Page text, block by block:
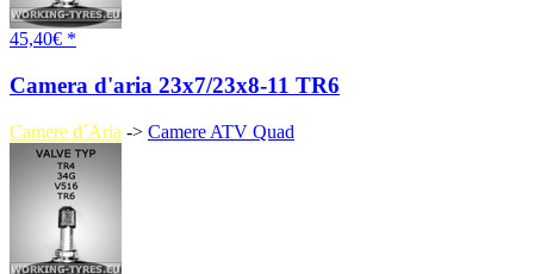
45,40€ *
Camera d'aria 23x7/23x8-11 TR6
Camere d´Aria -> Camere ATV Quad